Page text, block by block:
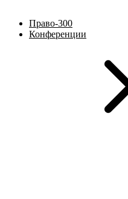
Право-300
Конференции